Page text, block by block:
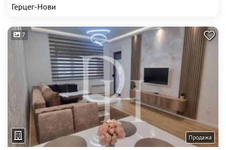
Герцег-Нови
7
Продажа